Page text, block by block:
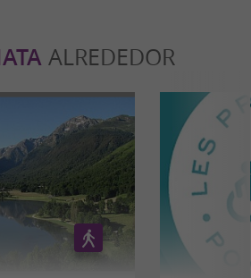
ALREDEDOR